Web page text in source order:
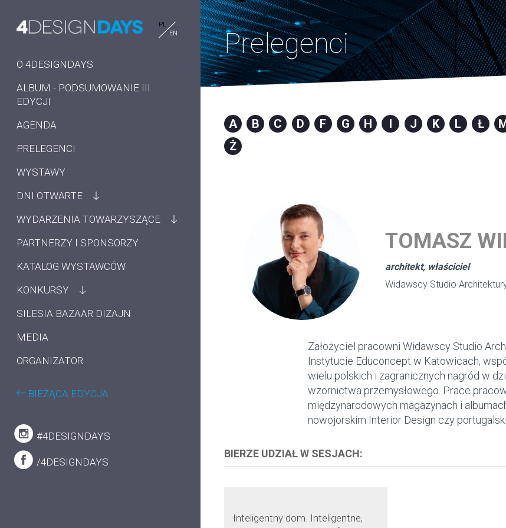
PL
EN
O 4DESIGNDAYS
ALBUM - PODSUMOWANIE III
EDYCJI
AGENDA
PRELEGENCI
WYSTAWY
DNI OTWARTE
WYDARZENIA TOWARZYSZĄCE
PARTNERZY I SPONSORZY
KATALOG WYSTAWCÓW
KONKURSY
SILESIA BAZAAR DIZAJN
MEDIA
ORGANIZATOR
BIEŻĄCA EDYCJA
#4DESIGNDAYS
/4DESIGNDAYS
Prelegenci
A B C D F G H I J K L Ł
Ż
TOMASZ
architekt, właściciel
Widawscy Studio
Założyciel pracowni Widawscy Studio
Instytucie Educoncept w Katowicach,
wielu polskich i zagranicznych nagród w
wzornictwa przemysłowego. Prace
międzynarodowych magazynach i
nowojorskim Interior Design czy
BIERZE UDZIAŁ W SESJACH:
Inteligentny dom. Inteligentne,